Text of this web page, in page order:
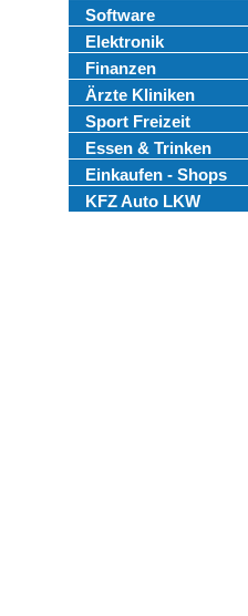
Software
Elektronik
Finanzen
Ärzte Kliniken
Sport Freizeit
Essen & Trinken
Einkaufen - Shops
KFZ Auto LKW